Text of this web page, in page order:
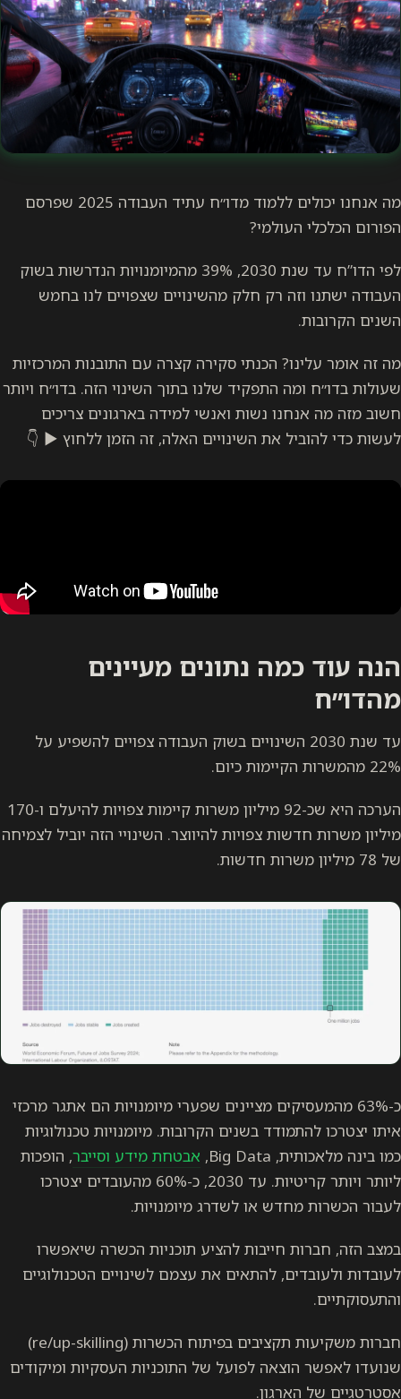
מה אנחנו יכולים ללמוד מדו״ח עתיד העבודה 2025 שפרסם
הפורום הכלכלי העולמי?
לפי הדו”ח עד שנת 2030, 39% מהמיומנויות הנדרשות בשוק
העבודה ישתנו וזה רק חלק מהשינויים שצפויים לנו בחמש
השנים הקרובות.
מה זה אומר עלינו? הכנתי סקירה קצרה עם התובנות המרכזיות
שעולות בדו״ח ומה התפקיד שלנו בתוך השינוי הזה. בדו״ח ויותר
חשוב מזה מה אנחנו נשות ואנשי למידה בארגונים צריכים
לעשות כדי להוביל את השינויים האלה, זה הזמן ללחוץ ▶️ 👇
הנה עוד כמה נתונים מעיינים
מהדו״ח
עד שנת 2030 השינויים בשוק העבודה צפויים להשפיע על
22% מהמשרות הקיימות כיום.
הערכה היא שכ-92 מיליון משרות קיימות צפויות להיעלם ו-170
מיליון משרות חדשות צפויות להיווצר. השינויי הזה יוביל לצמיחה
של 78 מיליון משרות חדשות.
כ-63% מהמעסיקים מציינים שפערי מיומנויות הם אתגר מרכזי
איתו יצטרכו להתמודד בשנים הקרובות. מיומנויות טכנולוגיות
כמו בינה מלאכותית, Big Data,
אבטחת מידע וסייבר, הופכות
ליותר ויותר קריטיות. עד 2030, כ-60% מהעובדים יצטרכו
לעבור הכשרות מחדש או לשדרג מיומנויות.
במצב הזה, חברות חייבות להציע תוכניות הכשרה שיאפשרו
לעובדות ולעובדים, להתאים את עצמם לשינויים הטכנולוגיים
והתעסוקתיים.
חברות משקיעות תקציבים בפיתוח הכשרות (re/up-skilling)
שנועדו לאפשר הוצאה לפועל של התוכניות העסקיות ומיקודים
אסטרטגיים של הארגון.